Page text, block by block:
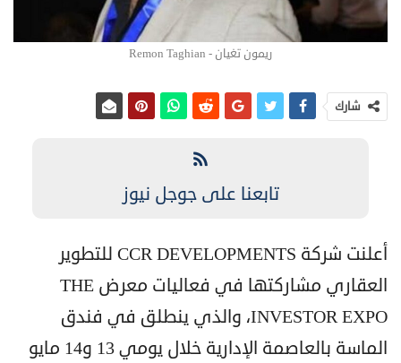
ريمون تغيان - Remon Taghian
شارك
تابعنا على جوجل نيوز
أعلنت شركة CCR DEVELOPMENTS للتطوير
العقاري مشاركتها في فعاليات معرض THE
INVESTOR EXPO، والذي ينطلق في فندق
الماسة بالعاصمة الإدارية خلال يومي 13 و14 مايو